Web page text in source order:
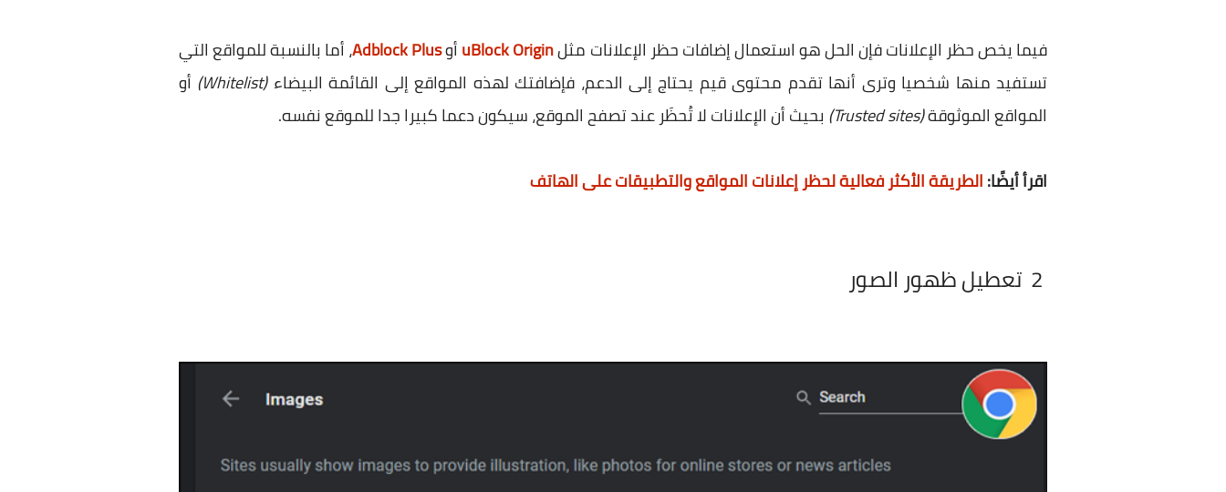
فيما يخص حظر الإعلانات فإن الحل هو استعمال إضافات حظر الإعلانات مثلuBlock OriginأوAdblock Plus، أما بالنسبة للمواقع التي
تستفيد منها شخصيا وترى أنها تقدم محتوى قيم يحتاج إلى الدعم، فإضافتك لهذه المواقع إلى القائمة البيضاء(Whitelist)
أو
المواقع الموثوقة(Trusted sites) بحيث أن الإعلانات لا تُحظَر عند تصفح الموقع، سيكون دعما كبيرا جدا للموقع نفسه.
اقرأ أيضًا:الطريقة الأكثر فعالية لحظر إعلانات المواقع والتطبيقات على الهاتف
تعطيل ظهور الصور